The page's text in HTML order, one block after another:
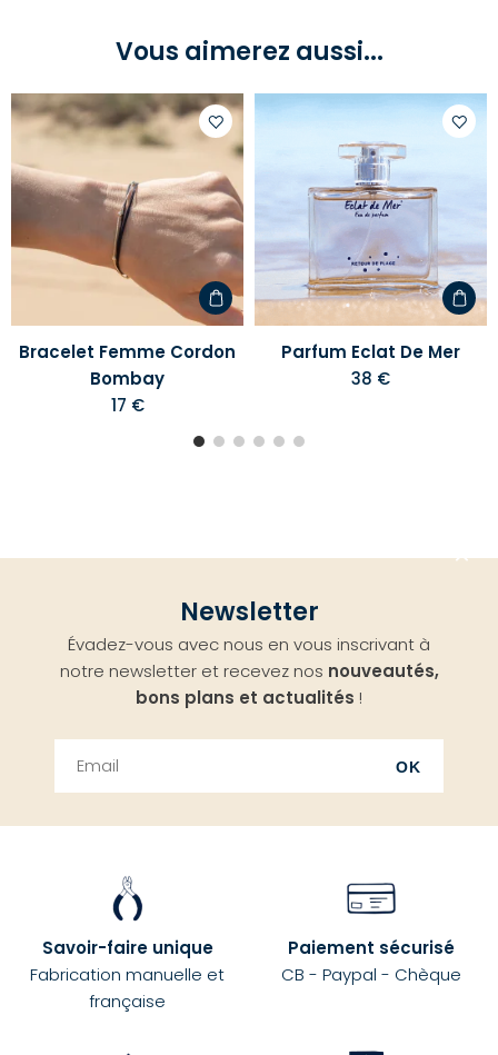
Vous aimerez aussi...
Ajouter
à
votre
liste
d'envies
Bracelet Femme Cordon
Bombay
17 €
Parfum Eclat De Mer
38 €
Newsletter
Évadez-vous avec nous en vous inscrivant à
notre newsletter et recevez nos nouveautés,
bons plans et actualités !
OK
Savoir-faire unique
Fabrication manuelle et
française
Paiement sécurisé
CB - Paypal - Chèque